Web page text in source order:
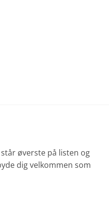
øverste på listen og
dig velkommen som